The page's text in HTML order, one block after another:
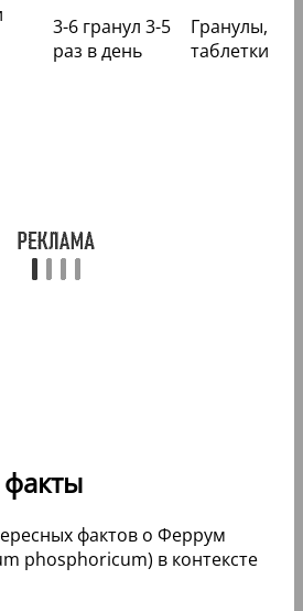
3-6 гранул 3-5
раз в день
Гранулы,
таблетки
фактов о Феррум
phosphoricum) в контексте